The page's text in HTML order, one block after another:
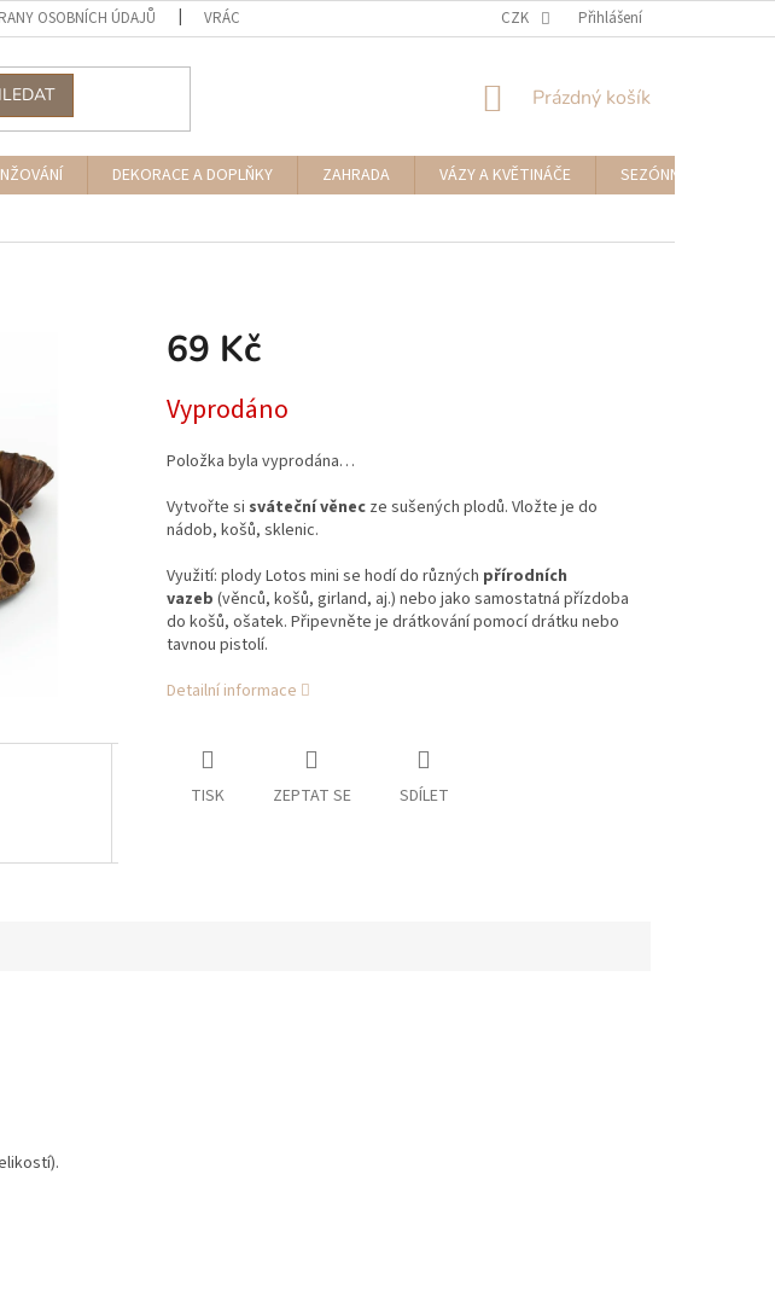
OSOBNÍCH ÚDAJŮ VRÁCENÍ ZBOŽÍ A REKLAMACE NAPIŠTE NÁM
CZK Přihlášení
NÁKUPNÍ
Prázdný košík
DEKORACE A DOPLŇKY ZAHRADA VÁZY A KVĚTINÁČE
SEZÓNNÍ DEKORACE
69 Kč
cena:
Vyprodáno
Položka byla vyprodána…
Vytvořte si sváteční věnecze sušených plodů. Vložte je do
nádob, košů, sklenic.
Využití: plody Lotos mini se hodí do různých přírodních
vazeb (věnců, košů, girland, aj.) nebo jako samostatná přízdoba
do košů, ošatek. Připevněte je drátkování pomocí drátku nebo
tavnou pistolí.
Detailní informace
TISK ZEPTAT SE SDÍLET